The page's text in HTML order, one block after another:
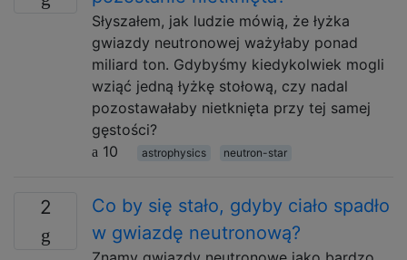
Słyszałem, jak ludzie mówią, że łyżka
gwiazdy neutronowej ważyłaby ponad
miliard ton. Gdybyśmy kiedykolwiek mogli
wziąć jedną łyżkę stołową, czy nadal
pozostawałaby nietknięta przy tej samej
gęstości?
10
astrophysics neutron-star
2
Co by się stało, gdyby ciało spadło
w gwiazdę neutronową?